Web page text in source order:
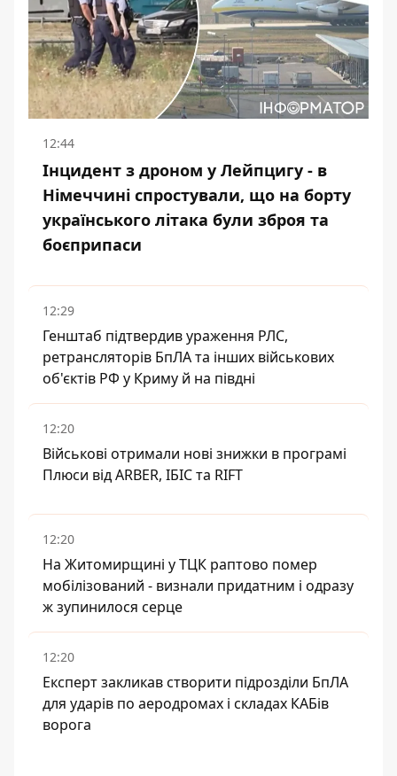
12:44
Інцидент з дроном у Лейпцигу - в
Німеччині спростували, що на борту
українського літака були зброя та
боєприпаси
12:29
Генштаб підтвердив ураження РЛС,
ретрансляторів БпЛА та інших військових
об'єктів РФ у Криму й на півдні
12:20
Військові отримали нові знижки в програмі
Плюси від ARBER, ІБІС та RIFT
12:20
На Житомирщині у ТЦК раптово помер
мобілізований - визнали придатним і одразу
ж зупинилося серце
12:20
Експерт закликав створити підрозділи БпЛА
для ударів по аеродромах і складах КАБів
ворога